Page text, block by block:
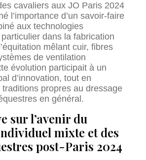
cavaliers aux JO Paris 2024
l’importance d’un savoir-faire
aux technologies
dans la fabrication
mêlant cuir, fibres
de ventilation
évolution participait à un
d’innovation, tout en
propres au dressage
en général.
sur l’avenir du
mixte et des
post-Paris 2024